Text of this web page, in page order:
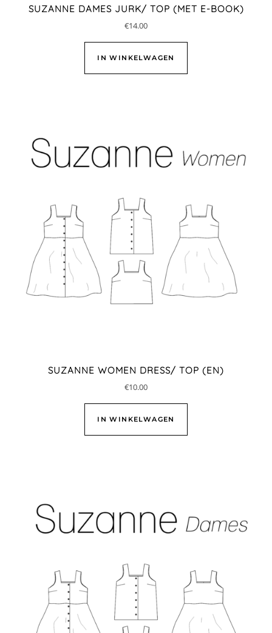
SUZANNE DAMES JURK/ TOP (MET E-BOOK)
€14.00
IN WINKELWAGEN
SUZANNE WOMEN DRESS/ TOP (EN)
€10.00
IN WINKELWAGEN